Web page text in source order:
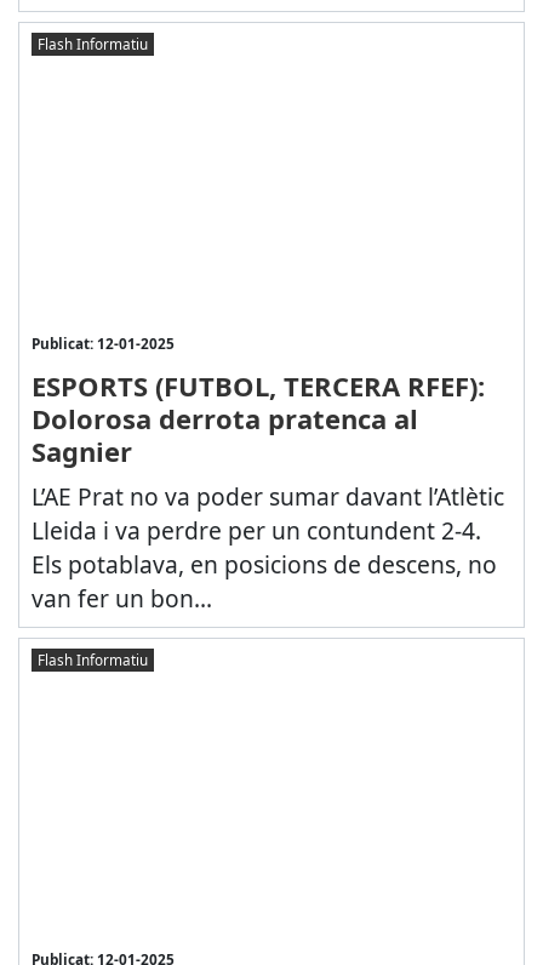
Flash Informatiu
Publicat: 12-01-2025
ESPORTS (FUTBOL, TERCERA RFEF):
Dolorosa derrota pratenca al
Sagnier
L’AE Prat no va poder sumar davant l’Atlètic
Lleida i va perdre per un contundent 2-4.
Els potablava, en posicions de descens, no
van fer un bon...
Flash Informatiu
Publicat: 12-01-2025